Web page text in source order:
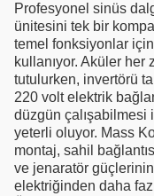
Profesyonel sinüs
ünitesini tek bir
temel fonksiyonlar
kullanıyor. Aküler
tutulurken, invertörü
220 volt elektrik
düzgün çalışabilmesi
yeterli oluyor. Mass
montaj, sahil
ve jenaratör güçlerinin
elektriğinden daha